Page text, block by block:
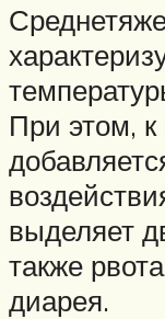
При этом, к
выделяет
также
диарея.